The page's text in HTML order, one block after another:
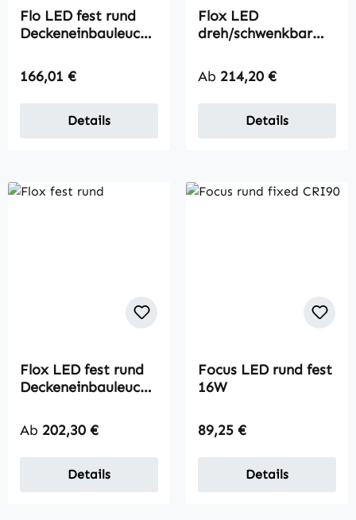
Flo LED fest rund
Deckeneinbauleucht
Regulärer Preis:
166,01 €
Details
Flox LED
dreh/schwenkbar
Regulärer Preis:
Ab 214,20 €
Details
Flox LED fest rund
Deckeneinbauleucht
Regulärer Preis:
Ab 202,30 €
Details
Focus LED rund fest
16W
Regulärer Preis:
89,25 €
Details